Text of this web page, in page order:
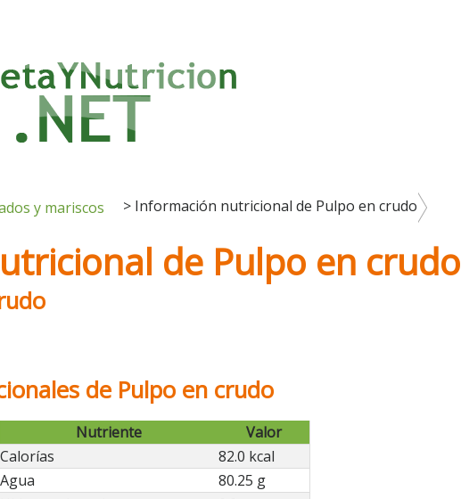
y mariscos > Información nutricional de Pulpo en crudo
de Pulpo en crudo
de Pulpo en crudo
Nutriente
Valor
Calorías
82.0 kcal
Agua
80.25 g